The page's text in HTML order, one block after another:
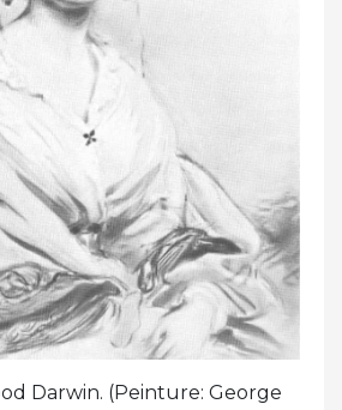
Darwin. (Peinture: George